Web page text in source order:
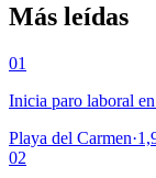
Más leídas
01
Inicia paro laboral
Playa del Carmen·
02